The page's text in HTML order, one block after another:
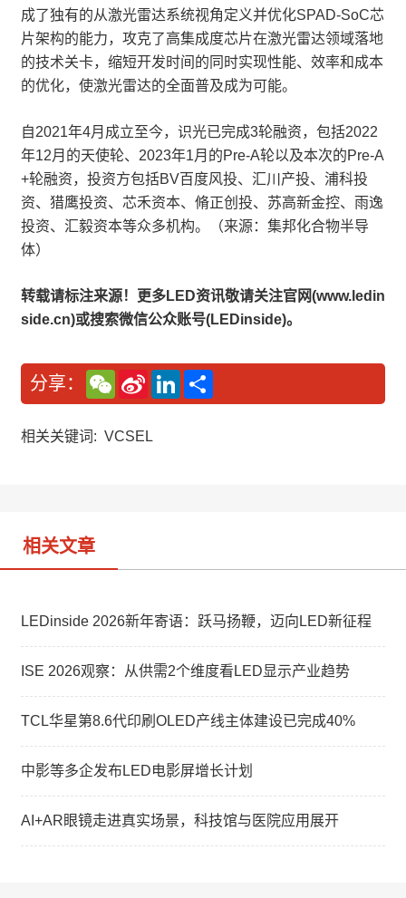
成了独有的从激光雷达系统视角定义并优化SPAD-SoC芯
片架构的能力，攻克了高集成度芯片在激光雷达领域落地
的技术关卡，缩短开发时间的同时实现性能、效率和成本
的优化，使激光雷达的全面普及成为可能。
自2021年4月成立至今，识光已完成3轮融资，包括2022
年12月的天使轮、2023年1月的Pre-A轮以及本次的Pre-A
+轮融资，投资方包括BV百度风投、汇川产投、浦科投
资、猎鹰投资、芯禾资本、脩正创投、苏高新金控、雨逸
投资、汇毅资本等众多机构。（来源：集邦化合物半导
体）
转载请标注来源！更多LED资讯敬请关注官网(www.ledin
side.cn)或搜索微信公众账号(LEDinside)。
分享：
W
e
C
a
S
n
W
L
n
相关关键词: VCSEL
相关文章
LEDinside 2026新年寄语：跃马扬鞭，迈向LED新征程
ISE 2026观察：从供需2个维度看LED显示产业趋势
TCL华星第8.6代印刷OLED产线主体建设已完成40%
中影等多企发布LED电影屏增长计划
AI+AR眼镜走进真实场景，科技馆与医院应用展开